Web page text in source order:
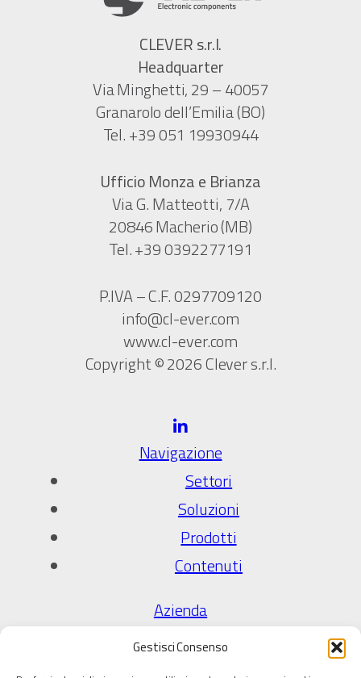
Gestisci Consenso
CLEVER s.r.l.
Headquarter
Via Minghetti, 29 – 40057
Granarolo dell’Emilia (BO)
Tel. +39 051 19930944
Ufficio Monza e Brianza
Via G. Matteotti, 7/A
20846 Macherio (MB)
Tel. +39 0392277191
P.IVA – C.F. 0297709120
info@cl-ever.com
www.cl-ever.com
Copyright © 2026 Clever s.r.l.
Navigazione
Settori
Soluzioni
Prodotti
Contenuti
Azienda
Chi Siamo